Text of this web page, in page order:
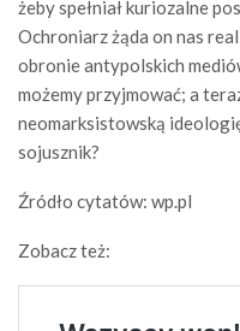
żeby spełniał kuriozalne
Ochroniarz żąda on nas
obronie antypolskich
możemy przyjmować; a
neomarksistowską
sojusznik?
Źródło cytatów: wp.pl
Zobacz też: